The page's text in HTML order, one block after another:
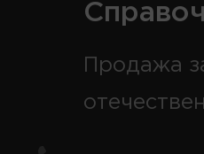
Продажа